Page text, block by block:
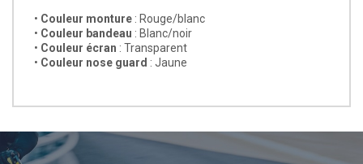
• Couleur monture : Rouge/blanc
• Couleur bandeau : Blanc/noir
• Couleur écran : Transparent
• Couleur nose guard : Jaune